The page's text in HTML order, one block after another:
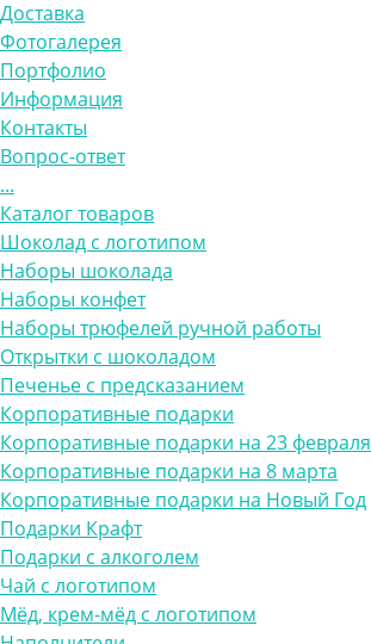
Доставка
Фотогалерея
Портфолио
Информация
Контакты
Вопрос-ответ
...
Каталог товаров
Шоколад с логотипом
Наборы шоколада
Наборы конфет
Наборы трюфелей ручной работы
Открытки с шоколадом
Печенье с предсказанием
Корпоративные подарки
Корпоративные подарки на 23 февраля
Корпоративные подарки на 8 марта
Корпоративные подарки на Новый Год
Подарки Крафт
Подарки с алкоголем
Чай с логотипом
Мёд, крем-мёд с логотипом